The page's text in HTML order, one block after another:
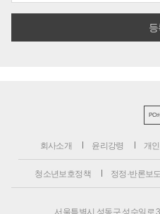
PC
회사소개 윤리강령 개
청소년보호정책 정정·반론보도
서울특별시 성동구 성수일로